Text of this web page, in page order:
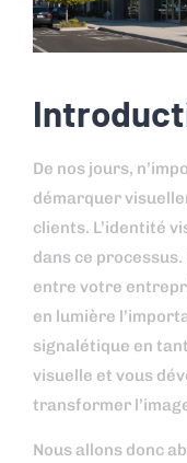
De nos jours,
démarquer
clients. L’identité
dans ce
entre votre
en lumière
signalétique en
visuelle et vous
transformer
Nous allons donc